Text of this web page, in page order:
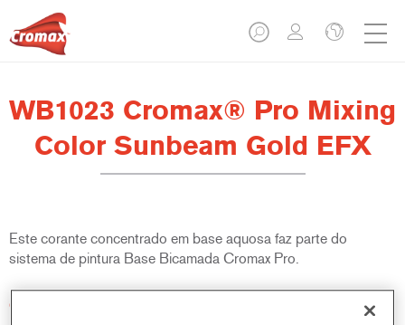
WB1023 Cromax® Pro Mixing
Color Sunbeam Gold EFX
Este corante concentrado em base aquosa faz parte do
sistema de pintura Base Bicamada Cromax Pro.
Características do produto